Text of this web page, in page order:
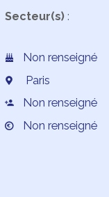
Secteur(s):
Non renseigné
Paris
Non renseigné
Non renseigné